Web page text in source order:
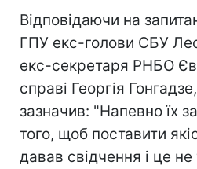
Відповідаючи на
ГПУ екс-голови СБУ
екс-секретаря РНБО
справі Георгія
зазначив: "Напевно їх
того, щоб поставити
давав свідчення і це